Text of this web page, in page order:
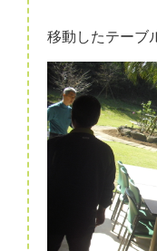
移動したテーブ